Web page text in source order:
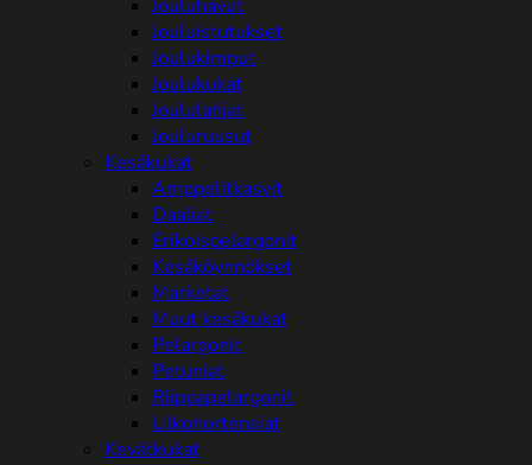
Jouluhavut
Jouluistutukset
Joulukimput
Joulukukat
Joululahjat
Jouluruusut
Kesäkukat
Amppelitkasvit
Daaliat
Erikoispelargonit
Kesäköynnökset
Marketat
Muut kesäkukat
Pelargonit
Petuniat
Riippapelargonit
Ulkohortensiat
Kevätkukat